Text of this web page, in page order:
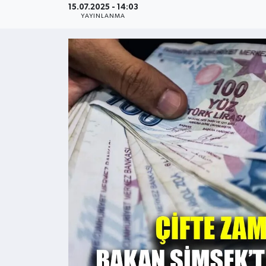
15.07.2025 - 14:03
YAYINLANMA
Kültür - Sanat